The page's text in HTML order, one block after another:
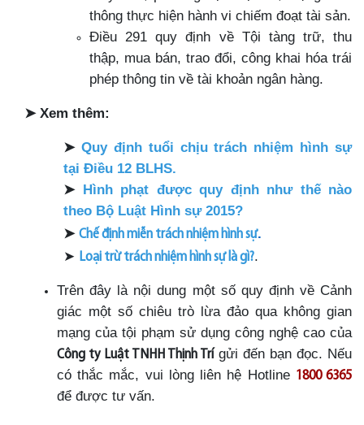
thông thực hiện hành vi chiếm đoạt tài sản.
Điều 291 quy định về Tội tàng trữ, thu
thập, mua bán, trao đổi, công khai hóa trái
phép thông tin về tài khoản ngân hàng.
➤ Xem thêm:
➤ Quy định tuổi chịu trách nhiệm hình sự
tại Điều 12 BLHS.
➤ Hình phạt được quy định như thế nào
theo Bộ Luật Hình sự 2015?
➤ Chế định miễn trách nhiệm hình sự.
➤ Loại trừ trách nhiệm hình sự là gì?.
Trên đây là nội dung một số quy định về Cảnh
giác một số chiêu trò lừa đảo qua không gian
mạng của tội phạm sử dụng công nghệ cao của
Công ty Luật TNHH Thịnh Trígửi đến bạn đọc. Nếu
có thắc mắc, vui lòng liên hệ Hotline 1800 6365
để được tư vấn.